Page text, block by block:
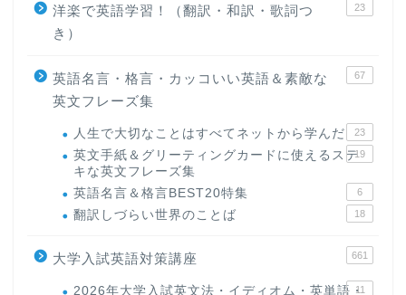
洋楽で英語学習！（翻訳・和訳・歌詞つ
き）
23
英語名言・格言・カッコいい英語＆素敵な
英文フレーズ集
67
人生で大切なことはすべてネットから学んだ 23
英文手紙＆グリーティングカードに使えるステ
キな英文フレーズ集
19
英語名言＆格言BEST20特集 6
翻訳しづらい世界のことば 18
大学入試英語対策講座 661
2026年大学入試英文法・イディオム・英単語・
11